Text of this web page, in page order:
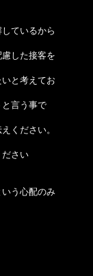
ているから
した接客を
と考えてお
言う事で
ください。
ださい
う心配のみ